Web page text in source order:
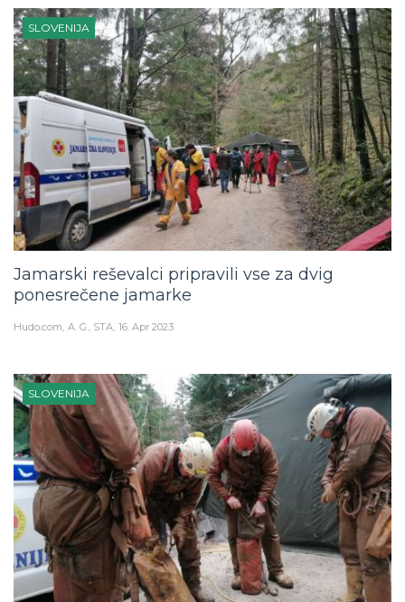
SLOVENIJA
Jamarski reševalci pripravili vse za dvig
ponesrečene jamarke
Hudo.com A. G., STA 16. Apr 2023
SLOVENIJA